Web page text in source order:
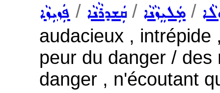
ܦܲܙܝܼܙܵܐ / ܩܲܫܕܪܵܢܵܐ / ܡܲܠܝܸܙܵܢܵܐ /
audacieux ,
peur du danger /
danger , n'écoutant